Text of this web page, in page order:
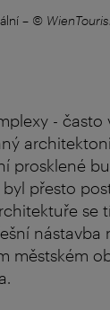
– ©
- často
prosklené
přesto
se
nástavba
městském